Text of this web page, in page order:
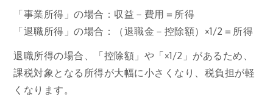
「事業所得」の場合：収益－費用＝所得
「退職所得」の場合：（退職金－控除額）×1/2＝所得
退職所得の場合、「控除額」や「×1/2」があるため、
課税対象となる所得が大幅に小さくなり、税負担が軽
くなります。